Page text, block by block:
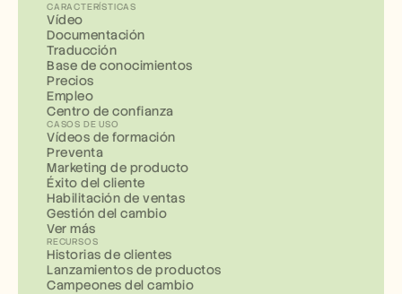
CARACTERÍSTICAS
Vídeo
Documentación
Traducción
Base de conocimientos
Precios
Empleo
Centro de confianza
CASOS DE USO
Vídeos de formación
Preventa
Marketing de producto
Éxito del cliente
Habilitación de ventas
Gestión del cambio
Ver más
RECURSOS
Historias de clientes
Lanzamientos de productos
Campeones del cambio